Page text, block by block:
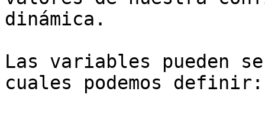
dinámica.
Las variables pueden
cuales podemos definir: